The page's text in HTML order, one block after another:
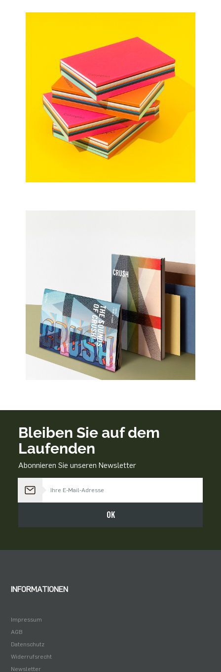
Bleiben Sie auf dem
Laufenden
Abonnieren Sie unseren Newsletter
Bleiben Sie auf dem Laufenden
OK
INFORMATIONEN
Impressum
AGB
Datenschutz
Widerrufsrecht
Newsletter